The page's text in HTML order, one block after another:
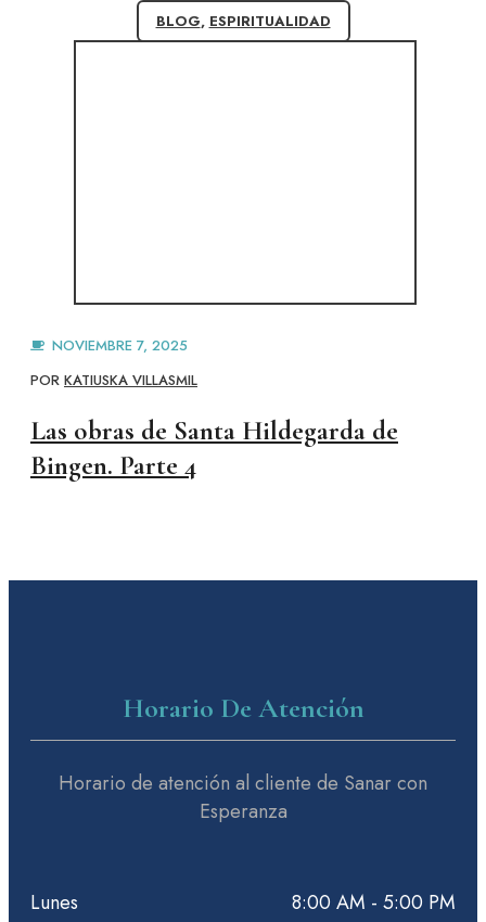
BLOG, ESPIRITUALIDAD
NOVIEMBRE 7, 2025
POR KATIUSKA VILLASMIL
Las obras de Santa Hildegarda de
Bingen. Parte 4
Horario De Atención
Horario de atención al cliente de Sanar con
Esperanza
Lunes 8:00 AM - 5:00 PM